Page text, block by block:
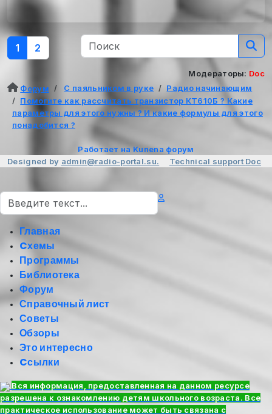
1 2
Модераторы: Doc
Форум
С паяльником в руке
Радио начинающим
Помогите как рассчитать транзистор КТ610Б ? Какие
параметры для этого нужны ? И какие формулы для этого
понадобится ?
Работает на Kunena форум
Designed by admin@radio-portal.su. Technical support Doc
Поиск
Главная
Cхемы
Программы
Библиотека
Форум
Справочный лист
Советы
Обзоры
Это интересно
Cсылки
Вся информация, предоставленная на данном ресурсе
разрешена к ознакомлению детям школьного возраста. Все
практическое использование может быть связана с